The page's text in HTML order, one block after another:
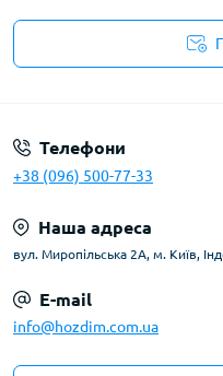
Телефони
+38 (096) 500-77-33
Наша адреса
вул. Миропільська 2А, м. Київ,
E-mail
info@hozdim.com.ua